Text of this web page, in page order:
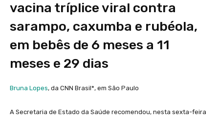
vacina tríplice viral contra
sarampo, caxumba e rubéola,
em bebês de 6 meses a 11
meses e 29 dias
Bruna Lopes, da CNN Brasil*, em São Paulo
A Secretaria de Estado da Saúde recomendou, nesta sexta-feira